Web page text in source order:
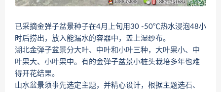
已采摘金弹子盆景种子在4月上旬用30 -50℃热水浸泡48小
时后捞出，放入能漏水的容器中，盖上湿纱布。
湖北金弹子盆景分大叶、中叶和小叶三种，大叶果小、中
叶果大、小叶果中。有的金弹子盆景小桩头栽培多年也难
得开花结果。
山水盆景须事先选定主题，并精心设计，根据主题选石、